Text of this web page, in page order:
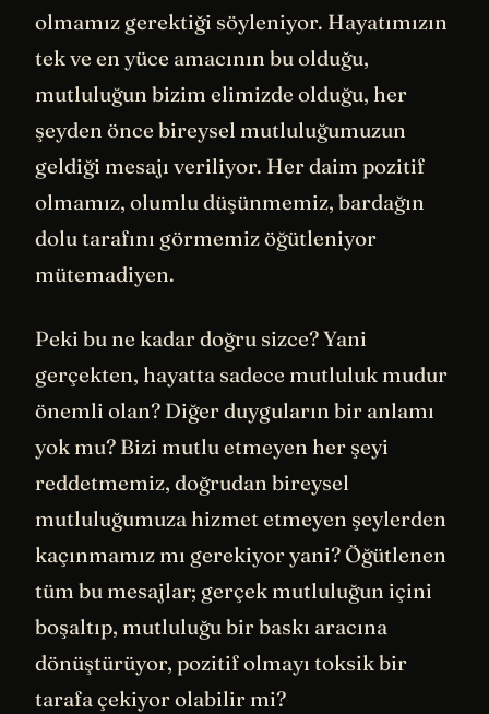
olmamız gerektiği söyleniyor. Hayatımızın
tek ve en yüce amacının bu olduğu,
mutluluğun bizim elimizde olduğu, her
şeyden önce bireysel mutluluğumuzun
geldiği mesajı veriliyor. Her daim pozitif
olmamız, olumlu düşünmemiz, bardağın
dolu tarafını görmemiz öğütleniyor
mütemadiyen.
Peki bu ne kadar doğru sizce? Yani
gerçekten, hayatta sadece mutluluk mudur
önemli olan? Diğer duyguların bir anlamı
yok mu? Bizi mutlu etmeyen her şeyi
reddetmemiz, doğrudan bireysel
mutluluğumuza hizmet etmeyen şeylerden
kaçınmamız mı gerekiyor yani? Öğütlenen
tüm bu mesajlar; gerçek mutluluğun içini
boşaltıp, mutluluğu bir baskı aracına
dönüştürüyor, pozitif olmayı toksik bir
tarafa çekiyor olabilir mi?